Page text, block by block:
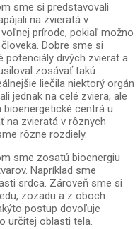
sme si predstavovali
na zvieratá v
prírode, pokiaľ možno
Dobre sme si
potenciály divých zvierat a
zosávať takú
liečila niektorý orgán
jednak na celé zviera, ale
bioenergetické centrá u
na zvieratá v rôznych
rôzne rozdiely.
sme zosatú bioenergiu
Napríklad sme
srdca. Zároveň sme si
zozadu a z oboch
postup dovoľuje
určitej oblasti tela.